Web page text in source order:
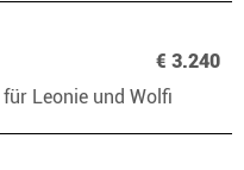
€ 3.240
Leonie und Wolfi